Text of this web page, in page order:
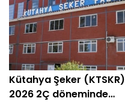
Kütahya Şeker (KTSKR)
2026 2Ç döneminde